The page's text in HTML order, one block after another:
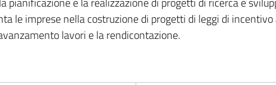
le imprese nella costruzione di progetti di leggi di
lavori e la rendicontazione.